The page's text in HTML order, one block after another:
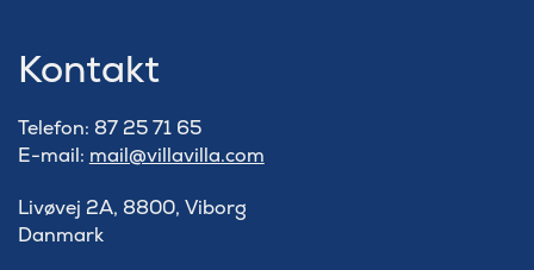
Kontakt
Telefon: 87 25 71 65
E-mail: mail@villavilla.com
Livøvej 2A, 8800, Viborg
Danmark